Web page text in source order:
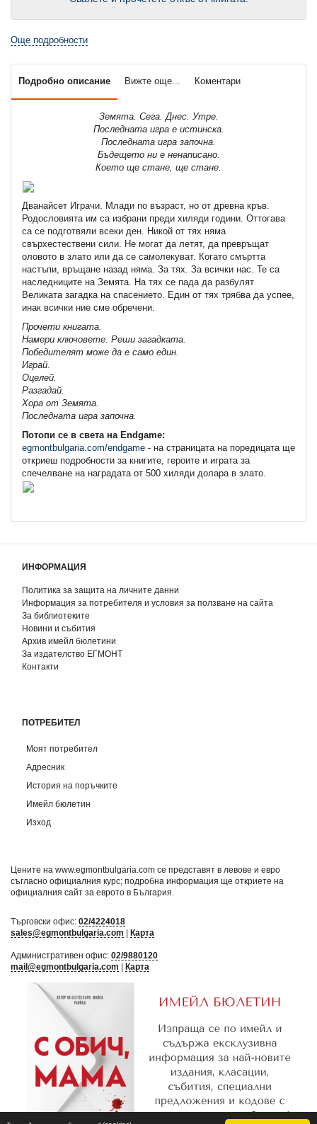
Още подробности
Подробно описание Вижте още... Коментари
Земята. Сега. Днес. Утре.
Последната игра е истинска.
Последната игра започна.
Бъдещето ни е ненаписано.
Което ще стане, ще стане.
Дванайсет Играчи. Млади по възраст, но от древна кръв.
Родословията им са избрани преди хиляди години. Оттогава
са се подготвяли всеки ден. Никой от тях няма
свърхестествени сили. Не могат да летят, да превръщат
оловото в злато или да се самолекуват. Когато смъртта
настъпи, връщане назад няма. За тях. За всички нас. Те са
наследниците на Земята. На тях се пада да разбулят
Великата загадка на спасението. Един от тях трябва да успее,
инак всички ние сме обречени.
Прочети книгата.
Намери ключовете. Реши загадката.
Победителят може да е само един.
Играй.
Оцелей.
Разгадай.
Хора от Земята.
Последната игра започна.
Потопи се в света на Endgame:
egmontbulgaria.com/endgame - на страницата на поредицата ще
откриеш подробности за книгите, героите и играта за
спечелване на наградата от 500 хиляди долара в злато.
ИНФОРМАЦИЯ
Политика за защита на личните данни
Информация за потребителя и условия за ползване на сайта
За библиотеките
Новини и събития
Архив имейл бюлетини
За издателство ЕГМОНТ
Контакти
ПОТРЕБИТЕЛ
Моят потребител
Адресник
История на поръчките
Имейл бюлетин
Изход
Цените на www.egmontbulgaria.com се представят в левове и евро
съгласно официалния курс; подробна информация ще откриете на
официалния сайт за еврото в България
Търговски офис: 02/4224018
sales@egmontbulgaria.com | Карта
Административен офис: 02/9880120
mail@egmontbulgaria.com | Карта